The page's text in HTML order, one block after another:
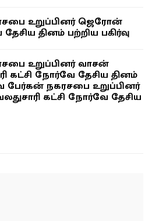
உறுப்பினர் ஜெரோன்
தினம் பற்றிய பகிர்வு
உறுப்பினர் வாசன்
கட்சி நோர்வே தேசிய தினம்
பேர்கன் நகரசபை உறுப்பினர்
கட்சி நோர்வே தேசிய